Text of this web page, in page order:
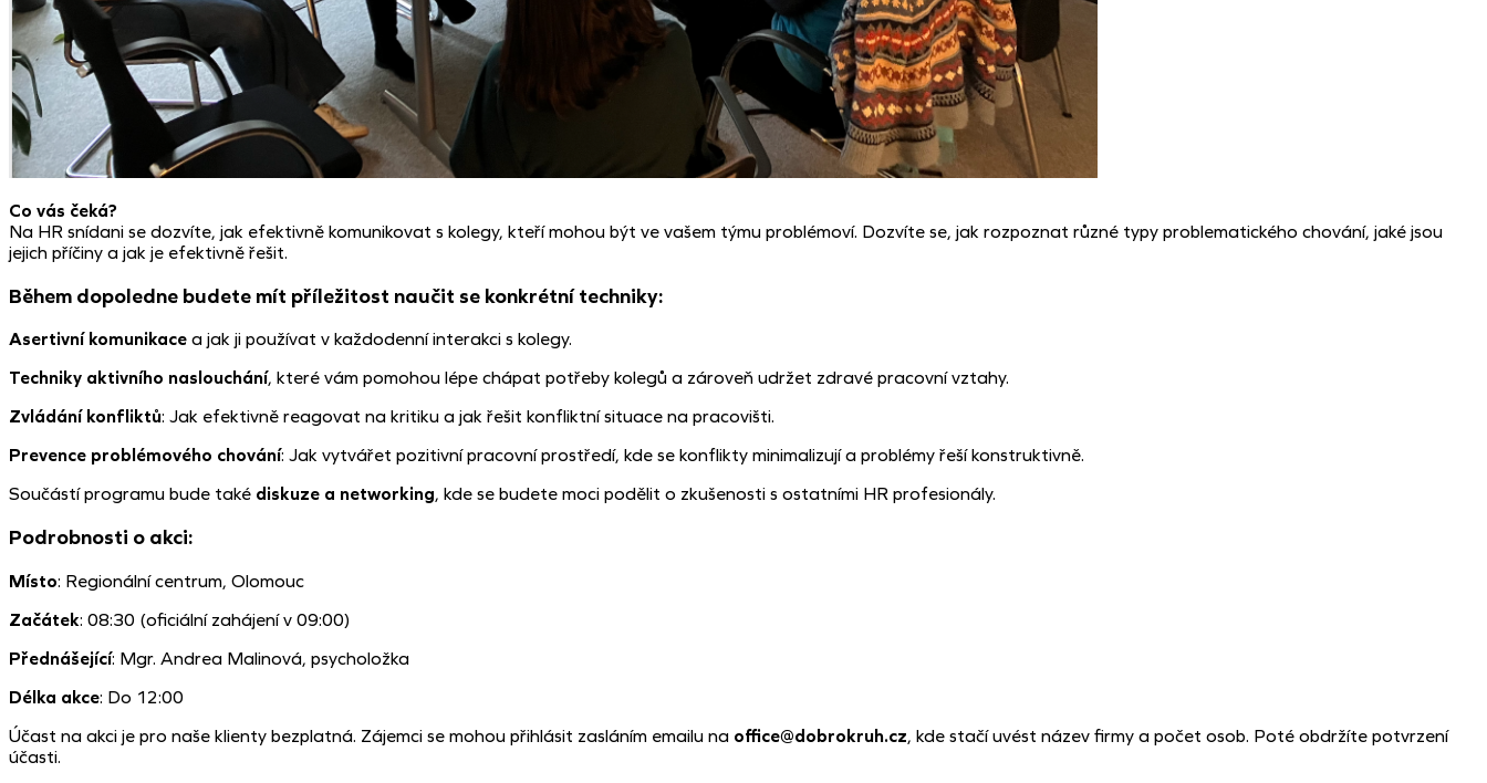
Co vás čeká?
Na HR snídani se dozvíte, jak efektivně komunikovat s kolegy, kteří mohou být ve vašem týmu problémoví. Dozvíte se, jak rozpoznat různé typy problematického chování, jaké jsou
jejich příčiny a jak je efektivně řešit.
Během dopoledne budete mít příležitost naučit se konkrétní techniky:
Asertivní komunikace a jak ji používat v každodenní interakci s kolegy.
Techniky aktivního naslouchání, které vám pomohou lépe chápat potřeby kolegů a zároveň udržet zdravé pracovní vztahy.
Zvládání konfliktů: Jak efektivně reagovat na kritiku a jak řešit konfliktní situace na pracovišti.
Prevence problémového chování: Jak vytvářet pozitivní pracovní prostředí, kde se konflikty minimalizují a problémy řeší konstruktivně.
Součástí programu bude také diskuze a networking, kde se budete moci podělit o zkušenosti s ostatními HR profesionály.
Podrobnosti o akci:
Místo: Regionální centrum, Olomouc
Začátek: 08:30 (oficiální zahájení v 09:00)
Přednášející: Mgr. Andrea Malinová, psycholožka
Délka akce: Do 12:00
Účast na akci je pro naše klienty bezplatná. Zájemci se mohou přihlásit zasláním emailu na office@dobrokruh.cz, kde stačí uvést název firmy a počet osob. Poté obdržíte potvrzení
účasti.